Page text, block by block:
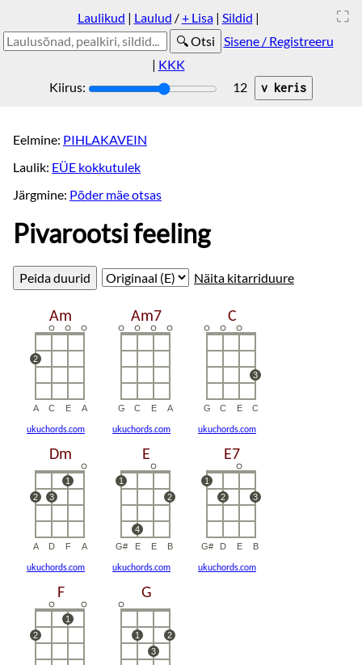
Laulikud | Laulud /+ Lisa| Sildid |
Sisene / Registreeru
| KKK
Kiirus:
12
Eelmine: PIHLAKAVEIN
Laulik: EÜE kokkutulek
Järgmine: Põder mäe otsas
Pivarootsi feeling
Näita kitarriduure
ukuchords.com ukuchords.com ukuchords.com
ukuchords.com ukuchords.com ukuchords.com